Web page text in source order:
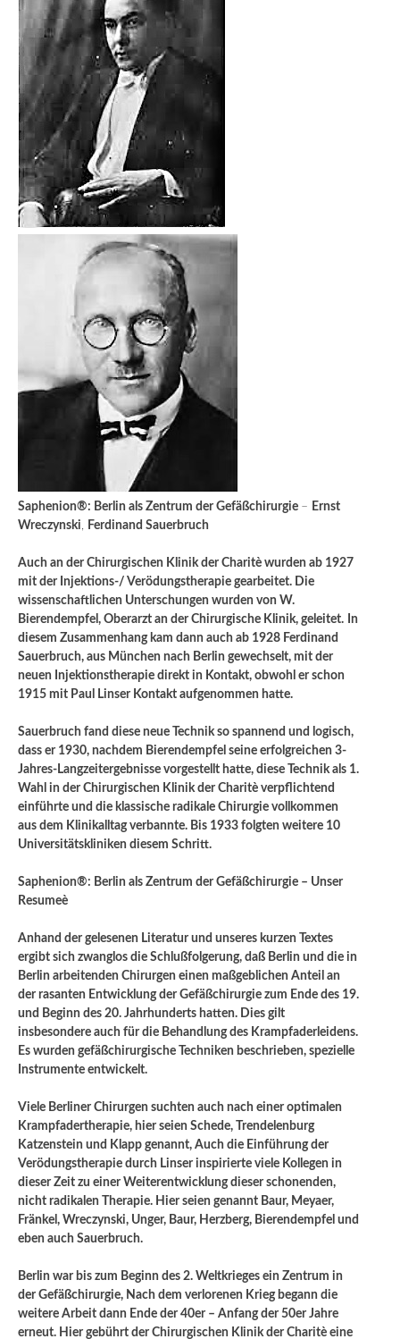
Saphenion®: Berlin als Zentrum der Gefäßchirurgie – Ernst
Wreczynski, Ferdinand Sauerbruch
Auch an der Chirurgischen Klinik der Charitè wurden ab 1927
mit der Injektions-/ Verödungstherapie gearbeitet. Die
wissenschaftlichen Unterschungen wurden von W.
Bierendempfel, Oberarzt an der Chirurgische Klinik, geleitet. In
diesem Zusammenhang kam dann auch ab 1928 Ferdinand
Sauerbruch, aus München nach Berlin gewechselt, mit der
neuen Injektionstherapie direkt in Kontakt, obwohl er schon
1915 mit Paul Linser Kontakt aufgenommen hatte.
Sauerbruch fand diese neue Technik so spannend und logisch,
dass er 1930, nachdem Bierendempfel seine erfolgreichen 3-
Jahres-Langzeitergebnisse vorgestellt hatte, diese Technik als 1.
Wahl in der Chirurgischen Klinik der Charitè verpflichtend
einführte und die klassische radikale Chirurgie vollkommen
aus dem Klinikalltag verbannte. Bis 1933 folgten weitere 10
Universitätskliniken diesem Schritt.
Saphenion®: Berlin als Zentrum der Gefäßchirurgie – Unser
Resumeè
Anhand der gelesenen Literatur und unseres kurzen Textes
ergibt sich zwanglos die Schlußfolgerung, daß Berlin und die in
Berlin arbeitenden Chirurgen einen maßgeblichen Anteil an
der rasanten Entwicklung der Gefäßchirurgie zum Ende des 19.
und Beginn des 20. Jahrhunderts hatten. Dies gilt
insbesondere auch für die Behandlung des Krampfaderleidens.
Es wurden gefäßchirurgische Techniken beschrieben, spezielle
Instrumente entwickelt.
Viele Berliner Chirurgen suchten auch nach einer optimalen
Krampfadertherapie, hier seien Schede, Trendelenburg
Katzenstein und Klapp genannt, Auch die Einführung der
Verödungstherapie durch Linser inspirierte viele Kollegen in
dieser Zeit zu einer Weiterentwicklung dieser schonenden,
nicht radikalen Therapie. Hier seien genannt Baur, Meyaer,
Fränkel, Wreczynski, Unger, Baur, Herzberg, Bierendempfel und
eben auch Sauerbruch.
Berlin war bis zum Beginn des 2. Weltkrieges ein Zentrum in
der Gefäßchirurgie, Nach dem verlorenen Krieg begann die
weitere Arbeit dann Ende der 40er – Anfang der 50er Jahre
erneut. Hier gebührt der Chirurgischen Klinik der Charitè eine